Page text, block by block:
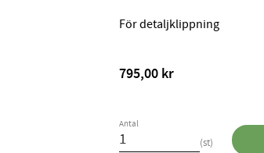
För detaljklippning
795,00kr
Antal
st